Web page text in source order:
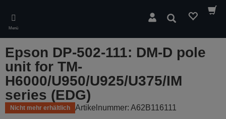
main
content
Menü
Suchen
Epson DP-502-111: DM-D pole
unit for TM-
H6000/U950/U925/U375/IM
series (EDG)
Nicht mehr erhältlich Artikelnummer: A62B116111